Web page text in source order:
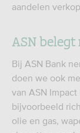
aandelen
ASN
Bij ASN Bank
doen we ook
van ASN
bijvoorbeeld
olie en gas,